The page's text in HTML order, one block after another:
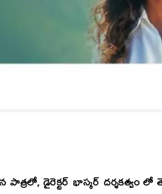
పాత్రలో, డైరెక్టర్ భాస్కర్ దర్శకత్వం లో